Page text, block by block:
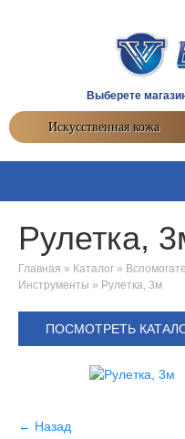
Выберете
Искусственная кожа
Рулетка,
Главная » Каталог »
Инструменты » Рулетка, 3м
ПОСМОТРЕТЬ
← Назад